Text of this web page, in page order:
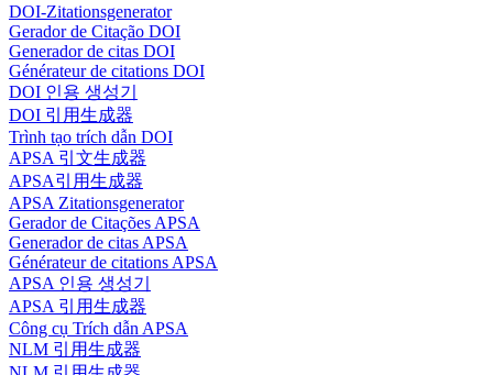
DOI-Zitationsgenerator
Gerador de Citação DOI
Generador de citas DOI
Générateur de citations DOI
DOI 인용 생성기
DOI 引用生成器
Trình tạo trích dẫn DOI
APSA 引文生成器
APSA引用生成器
APSA Zitationsgenerator
Gerador de Citações APSA
Generador de citas APSA
Générateur de citations APSA
APSA 인용 생성기
APSA 引用生成器
Công cụ Trích dẫn APSA
NLM 引用生成器